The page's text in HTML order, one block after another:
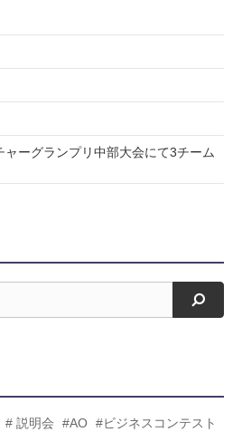
ーグランプリ中部大会にて3チーム
検索
# 説明会 #AO #ビジネスコンテスト